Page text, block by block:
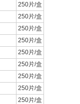
250片/盒
250片/盒
250片/盒
250片/盒
250片/盒
250片/盒
250片/盒
250片/盒
250片/盒